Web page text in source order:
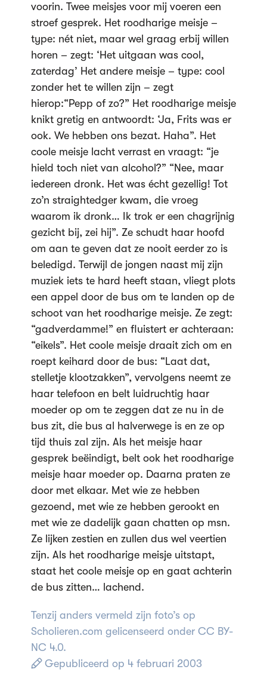
voorin. Twee meisjes voor mij voeren een
stroef gesprek. Het roodharige meisje –
type: nét niet, maar wel graag erbij willen
horen – zegt: ‘Het uitgaan was cool,
zaterdag’ Het andere meisje – type: cool
zonder het te willen zijn – zegt
hierop:“Pepp of zo?” Het roodharige meisje
knikt gretig en antwoordt: ‘Ja, Frits was er
ook. We hebben ons bezat. Haha”. Het
coole meisje lacht verrast en vraagt: “je
hield toch niet van alcohol?” “Nee, maar
iedereen dronk. Het was écht gezellig! Tot
zo’n straightedger kwam, die vroeg
waarom ik dronk… Ik trok er een chagrijnig
gezicht bij, zei hij”. Ze schudt haar hoofd
om aan te geven dat ze nooit eerder zo is
beledigd. Terwijl de jongen naast mij zijn
muziek iets te hard heeft staan, vliegt plots
een appel door de bus om te landen op de
schoot van het roodharige meisje. Ze zegt:
“gadverdamme!” en fluistert er achteraan:
“eikels”. Het coole meisje draait zich om en
roept keihard door de bus: “Laat dat,
stelletje klootzakken”, vervolgens neemt ze
haar telefoon en belt luidruchtig haar
moeder op om te zeggen dat ze nu in de
bus zit, die bus al halverwege is en ze op
tijd thuis zal zijn. Als het meisje haar
gesprek beëindigt, belt ook het roodharige
meisje haar moeder op. Daarna praten ze
door met elkaar. Met wie ze hebben
gezoend, met wie ze hebben gerookt en
met wie ze dadelijk gaan chatten op msn.
Ze lijken zestien en zullen dus wel veertien
zijn. Als het roodharige meisje uitstapt,
staat het coole meisje op en gaat achterin
de bus zitten… lachend.
Tenzij anders vermeld zijn foto’s op
Scholieren.com gelicenseerd onder CC BY-
NC 4.0.
Gepubliceerd op 4 februari 2003